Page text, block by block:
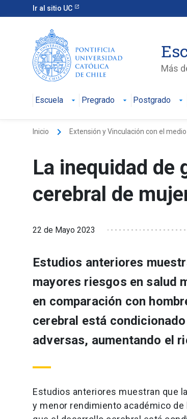
Ir al sitio UC
Más
Escuela Pregrado Postgrado
Inicio keyboard_arrow_right Extensión y Vinculación con el medio
La inequidad de
cerebral de
22 de Mayo 2023
Estudios anteriores
mayores riesgos en salud
en comparación con
cerebral está
adversas, aumentando el
Estudios anteriores muestran que
y menor rendimiento académico